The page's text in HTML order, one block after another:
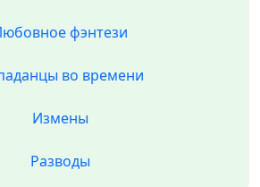
фэнтези
во времени
Измены
Разводы